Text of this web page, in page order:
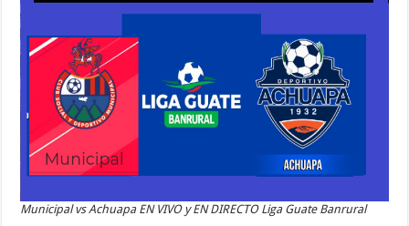
Municipal vs Achuapa EN VIVO y EN DIRECTO Liga Guate Banrural